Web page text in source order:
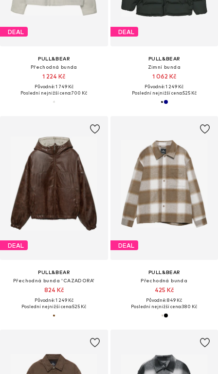
DEAL
PULL&BEAR
Přechodná bunda
1 224 Kč
Původně: 1 749 Kč
Poslední nejnižší cena:700 Kč
DEAL
PULL&BEAR
Zimní bunda
1 062 Kč
Původně: 1 249 Kč
Poslední nejnižší cena:525 Kč
DEAL
PULL&BEAR
Přechodná bunda 'CAZADORA'
824 Kč
Původně: 1 249 Kč
Poslední nejnižší cena:525 Kč
DEAL
PULL&BEAR
Přechodná bunda
425 Kč
Původně: 849 Kč
Poslední nejnižší cena:380 Kč